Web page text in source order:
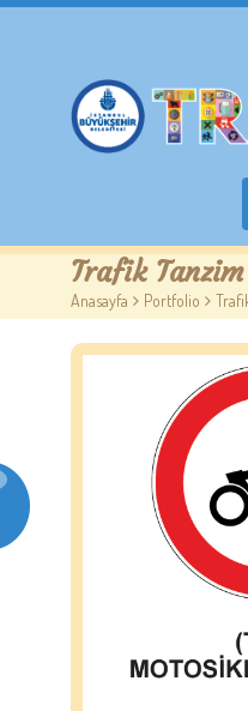
Hakkımızda
Randevu Al
Trafik Çocuk
İletişim
Trafik
Anasayfa > Portfolio >